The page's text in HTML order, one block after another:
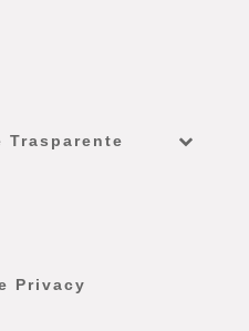
Trasparente
Privacy